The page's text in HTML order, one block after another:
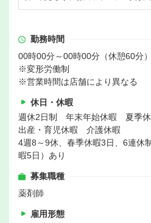
勤務時間
00時00分～00時00分（休憩60分）
※変形労働制
※営業時間は店舗により異なる
休日・休暇
週休2日制 年末年始休暇 夏季
出産・育児休暇 介護休暇
4週8～9休、春季休暇3日、6連休
暇5日）あり
募集職種
薬剤師
雇用形態